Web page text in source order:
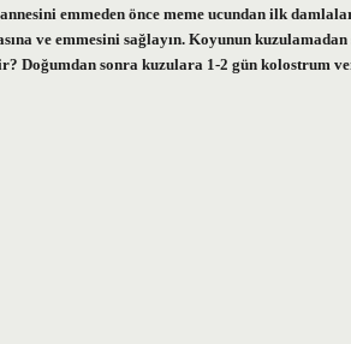
emmeden önce meme ucundan ilk
ve emmesini sağlayın. Koyunun
Doğumdan sonra kuzulara 1-2 gün kolostrum